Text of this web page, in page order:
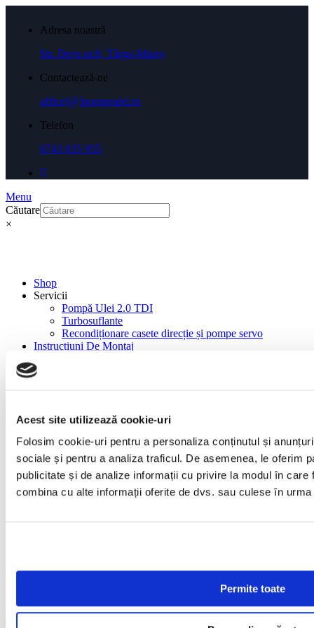
Acest site utilizează cookie-uri
Folosim cookie-uri pentru a personaliza conținutul și
sociale și pentru a analiza traficul. De asemenea, le oferim
publicitate și de analize informații cu privire la modul în
combina cu alte informații oferite de dvs. sau culese în
Permite toate
Adresa noastră
Str. Deva nr.8, Târgu-Mureș
Contactează-ne
office[@]pompeulei.ro
Telefon
0743 035 955
Menu
Căutare
×
Shop
Servicii
Pompă Ulei 2.0 TDI
Turbosuflante
Recondiționare casete direcție și pompe servo
Instrucțiuni De Montaj
Ghid gratuit
Tehnician turbosuflante
Manager vanzari
Mecanic auto
ANGAJĂM REPREZENTANT TEHNIC PIESE
AUTO
AUTÓALKATRÉSZ ÉRTÉKESÍTŐT KERESÜNK
Contact
Turbosuflante NOI
Turbo Mercedes A45 CLA GLA AMG 2.0 386 421